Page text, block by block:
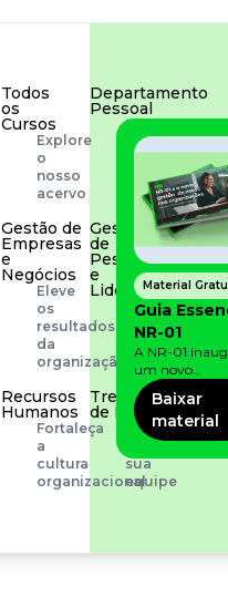
Todos
os
Cursos
Explore
o
nosso
acervo
Departamento
Pessoal
Para
simplificar
processos
Gestão de
Empresas
e
Negócios
Eleve
os
resultados
da
organização
Gestão
de
Pessoas
e
Liderança
Capacitação
com
especialistas
Recursos
Humanos
Fortaleça
a
cultura
organizacional
Treinamento
de Produto
Desenvolva
sua
equipe
Material
Guia
NR-01
A NR-01
um novo
momento na
prevenção de
agora, além dos
fatores físicos e
operacionais,
empresas
olhar também
Baixar
material